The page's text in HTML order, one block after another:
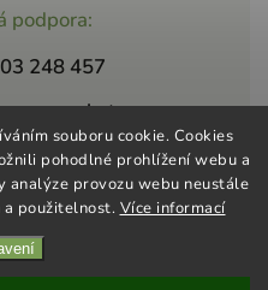
souboru cookie. Cookies
pohodlné prohlížení webu a
analýze provozu webu neustále
a použitelnost. Více informací
podpora:
248 457